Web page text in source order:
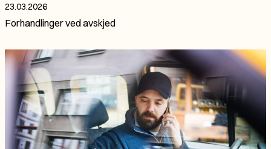
23.03.2026
Forhandlinger ved avskjed